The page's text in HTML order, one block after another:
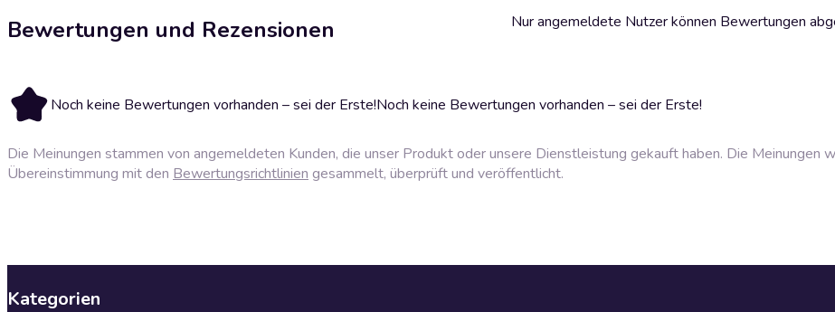
Bewertungen und Rezensionen
Noch keine Bewertungen vorhanden – sei der Erste!Noch keine Bewertungen vorhanden – sei der Erste!
Nur angemeldete Nutzer können Bewertungen
Die Meinungen stammen von angemeldeten Kunden, die unser Produkt oder unsere Dienstleistung gekauft haben. Die Meinungen
Übereinstimmung mit den Bewertungsrichtlinien gesammelt, überprüft und veröffentlicht.
Kategorien